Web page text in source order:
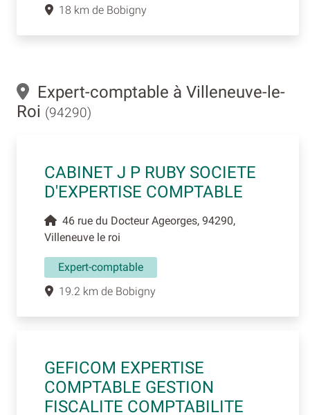
18 km de Bobigny
Expert-comptable à Villeneuve-le-
Roi (94290)
CABINET J P RUBY SOCIETE
D'EXPERTISE COMPTABLE
46 rue du Docteur Ageorges, 94290,
Villeneuve le roi
Expert-comptable
19.2 km de Bobigny
GEFICOM EXPERTISE
COMPTABLE GESTION
FISCALITE COMPTABILITE